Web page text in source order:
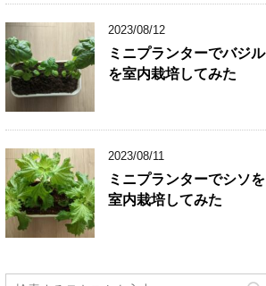
2023/08/12
ミニプランターでバジル
を室内栽培してみた
2023/08/11
ミニプランターでシソを
室内栽培してみた